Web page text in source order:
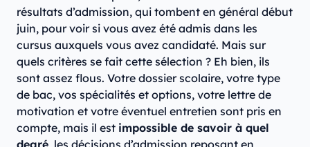
résultats d’admission, qui tombent en général début
juin, pour voir si vous avez été admis dans les
cursus auxquels vous avez candidaté. Mais sur
quels critères se fait cette sélection ? Eh bien, ils
sont assez flous. Votre dossier scolaire, votre type
de bac, vos spécialités et options, votre lettre de
motivation et votre éventuel entretien sont pris en
compte, mais il est impossible de savoir à quel
degré, les décisions d’admission reposant en